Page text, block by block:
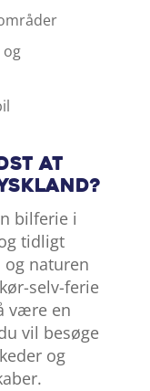
at
bilferie i
tidligt
naturen
selv-ferie
være en
vil besøge
og